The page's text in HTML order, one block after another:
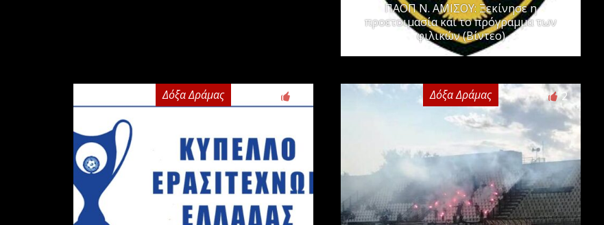
ΠΑΟΠ Ν. ΑΜΙΣΟΥ: Ξεκίνησε η
προετοιμασία και το πρόγραμμα των
φιλικών (Βίντεο)
Δόξα Δράμας Δόξα Δράμας 2